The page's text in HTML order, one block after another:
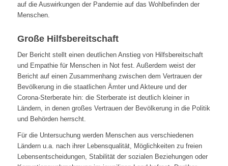
auf die Auswirkungen der Pandemie auf das Wohlbefinden der
Menschen.
Große Hilfsbereitschaft
Der Bericht stellt einen deutlichen Anstieg von Hilfsbereitschaft
und Empathie für Menschen in Not fest. Außerdem weist der
Bericht auf einen Zusammenhang zwischen dem Vertrauen der
Bevölkerung in die staatlichen Ämter und Akteure und der
Corona-Sterberate hin: die Sterberate ist deutlich kleiner in
Ländern, in denen großes Vertrauen der Bevölkerung in die Politik
und Behörden herrscht.
Für die Untersuchung werden Menschen aus verschiedenen
Ländern u.a. nach ihrer Lebensqualität, Möglichkeiten zu freien
Lebensentscheidungen, Stabilität der sozialen Beziehungen oder